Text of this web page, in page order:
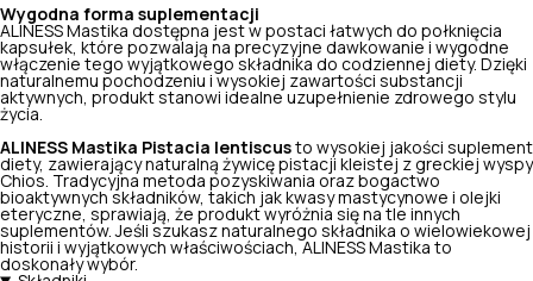
Wygodna forma suplementacji
ALINESS Mastika dostępna jest w postaci łatwych do połknięcia
kapsułek, które pozwalają na precyzyjne dawkowanie i wygodne
włączenie tego wyjątkowego składnika do codziennej diety. Dzięki
naturalnemu pochodzeniu i wysokiej zawartości substancji
aktywnych, produkt stanowi idealne uzupełnienie zdrowego stylu
życia.
ALINESS Mastika Pistacia lentiscus to wysokiej jakości suplement
diety, zawierający naturalną żywicę pistacji kleistej z greckiej wyspy
Chios. Tradycyjna metoda pozyskiwania oraz bogactwo
bioaktywnych składników, takich jak kwasy mastycynowe i olejki
eteryczne, sprawiają, że produkt wyróżnia się na tle innych
suplementów. Jeśli szukasz naturalnego składnika o wielowiekowej
historii i wyjątkowych właściwościach, ALINESS Mastika to
doskonały wybór.